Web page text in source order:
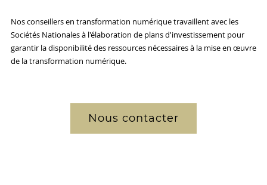
Nos conseillers en transformation numérique travaillent avec les
Sociétés Nationales à l'élaboration de plans d'investissement pour
garantir la disponibilité des ressources nécessaires à la mise en œuvre
de la transformation numérique.
Nous contacter